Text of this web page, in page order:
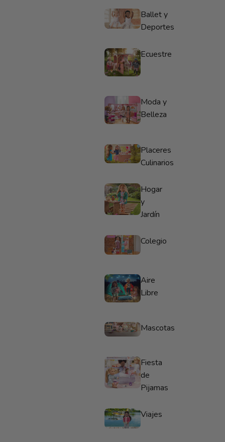
Ballet y
Deportes
Ecuestre
Moda y
Belleza
Placeres
Culinarios
Hogar
y
Jardín
Colegio
Aire
Libre
Mascotas
Fiesta
de
Pijamas
Viajes